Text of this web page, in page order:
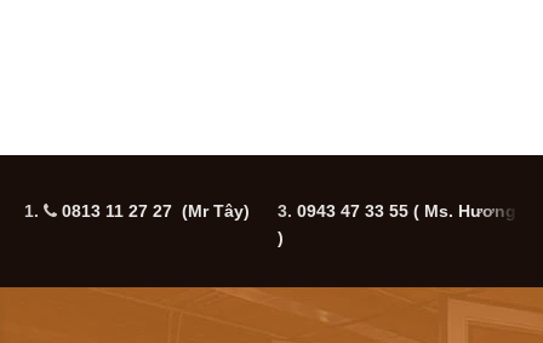
1. 0813 11 27 27 (Mr Tây) 3. 0943 47 33 55 ( Ms. Hương
)